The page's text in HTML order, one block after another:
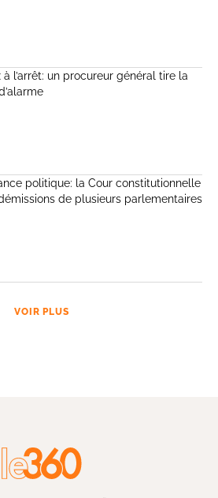
à l’arrêt: un procureur général tire la
politique: la Cour constitutionnelle
de plusieurs parlementaires
VOIR PLUS